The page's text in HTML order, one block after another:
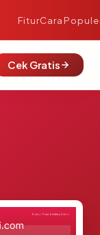
FiturCara
Cek Gratis